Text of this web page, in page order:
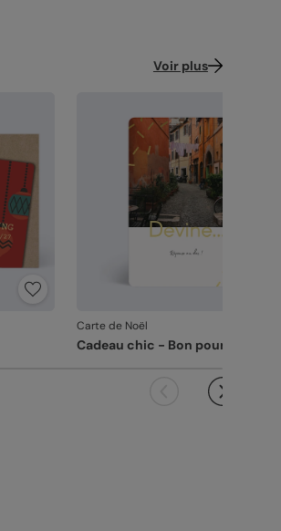
Voir plus
Carte de Noël
Cadeau chic - Bon pour